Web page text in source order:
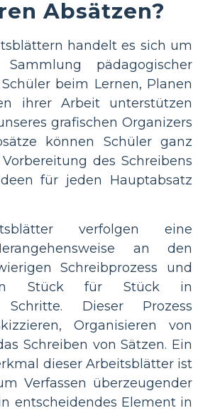
Absätzen?
handelt es sich um
pädagogischer
beim Lernen, Planen
ihrer Arbeit unterstützen
grafischen Organizers
können Schüler ganz
des Schreibens
für jeden Hauptabsatz
verfolgen eine
an den
Schreibprozess und
Stück für Stück in
Schritte. Dieser Prozess
Organisieren von
Schreiben von Sätzen. Ein
dieser Arbeitsblätter ist
Verfassen überzeugender
entscheidendes Element in